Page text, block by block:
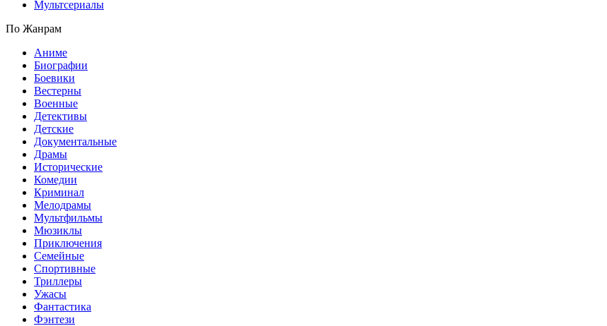
Мультсериалы
По Жанрам
Аниме
Биографии
Боевики
Вестерны
Военные
Детективы
Детские
Документальные
Драмы
Исторические
Комедии
Криминал
Мелодрамы
Мультфильмы
Мюзиклы
Приключения
Семейные
Спортивные
Триллеры
Ужасы
Фантастика
Фэнтези